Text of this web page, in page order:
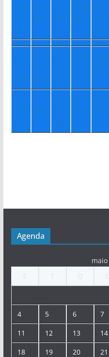
Q
u
a
Q
ui
S
ex
Sá
b
D
o
m
+
1
8°
+
2
0°
+
2
1°
+2
1°
+2
2°
+
7°
+
8°
+
1
0°
+1
1°
+1
2°
Agenda
4 5 6 7
11 12 13 14
18 19 20 21